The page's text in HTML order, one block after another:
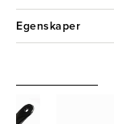
Egenskaper